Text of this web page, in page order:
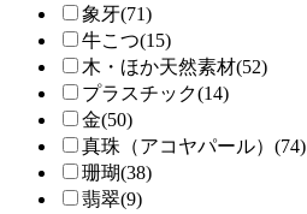
象牙(71)
牛こつ(15)
木・ほか天然素材(52)
プラスチック(14)
金(50)
真珠（アコヤパール）(74)
珊瑚(38)
翡翠(9)